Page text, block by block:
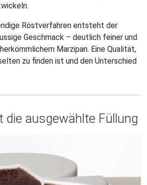
Röstverfahren entsteht der
Geschmack – deutlich feiner und
Marzipan. Eine Qualität,
zu finden ist und den Unterschied
die ausgewählte Füllung